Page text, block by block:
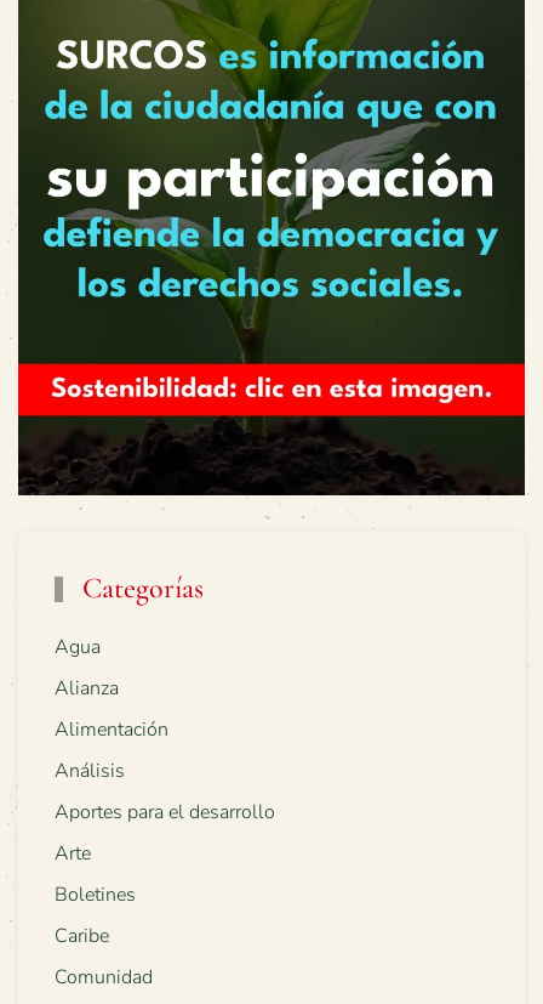
Categorías
Agua
Alianza
Alimentación
Análisis
Aportes para el desarrollo
Arte
Boletines
Caribe
Comunidad